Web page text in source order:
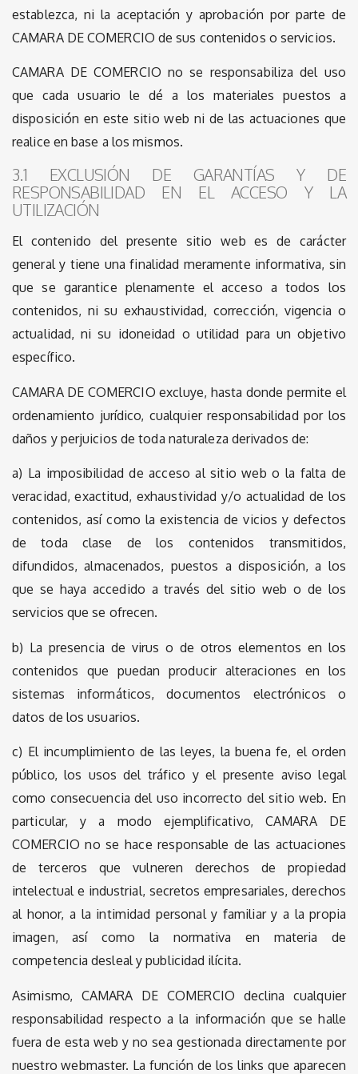
establezca, ni la aceptación y aprobación por parte de
CAMARA DE COMERCIO de sus contenidos o servicios.
CAMARA DE COMERCIO no se responsabiliza del uso
que cada usuario le dé a los materiales puestos a
disposición en este sitio web ni de las actuaciones que
realice en base a los mismos.
3.1 EXCLUSIÓN DE GARANTÍAS Y DE
RESPONSABILIDAD EN EL ACCESO Y LA
UTILIZACIÓN
El contenido del presente sitio web es de carácter
general y tiene una finalidad meramente informativa, sin
que se garantice plenamente el acceso a todos los
contenidos, ni su exhaustividad, corrección, vigencia o
actualidad, ni su idoneidad o utilidad para un objetivo
específico.
CAMARA DE COMERCIO excluye, hasta donde permite el
ordenamiento jurídico, cualquier responsabilidad por los
daños y perjuicios de toda naturaleza derivados de:
a) La imposibilidad de acceso al sitio web o la falta de
veracidad, exactitud, exhaustividad y/o actualidad de los
contenidos, así como la existencia de vicios y defectos
de toda clase de los contenidos transmitidos,
difundidos, almacenados, puestos a disposición, a los
que se haya accedido a través del sitio web o de los
servicios que se ofrecen.
b) La presencia de virus o de otros elementos en los
contenidos que puedan producir alteraciones en los
sistemas informáticos, documentos electrónicos o
datos de los usuarios.
c) El incumplimiento de las leyes, la buena fe, el orden
público, los usos del tráfico y el presente aviso legal
como consecuencia del uso incorrecto del sitio web. En
particular, y a modo ejemplificativo, CAMARA DE
COMERCIO no se hace responsable de las actuaciones
de terceros que vulneren derechos de propiedad
intelectual e industrial, secretos empresariales, derechos
al honor, a la intimidad personal y familiar y a la propia
imagen, así como la normativa en materia de
competencia desleal y publicidad ilícita.
Asimismo, CAMARA DE COMERCIO declina cualquier
responsabilidad respecto a la información que se halle
fuera de esta web y no sea gestionada directamente por
nuestro webmaster. La función de los links que aparecen